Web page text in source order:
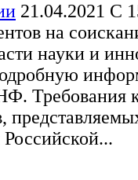
21.04.2021 С
на
науки и